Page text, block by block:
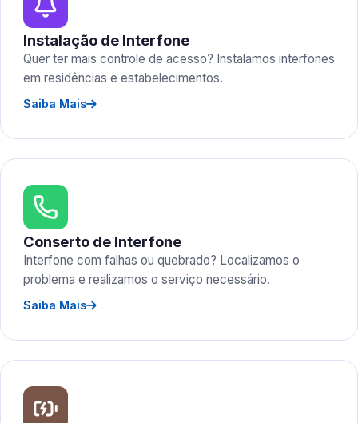
Instalação de Interfone
Quer ter mais controle de acesso? Instalamos interfones
em residências e estabelecimentos.
Saiba Mais
Conserto de Interfone
Interfone com falhas ou quebrado? Localizamos o
problema e realizamos o serviço necessário.
Saiba Mais